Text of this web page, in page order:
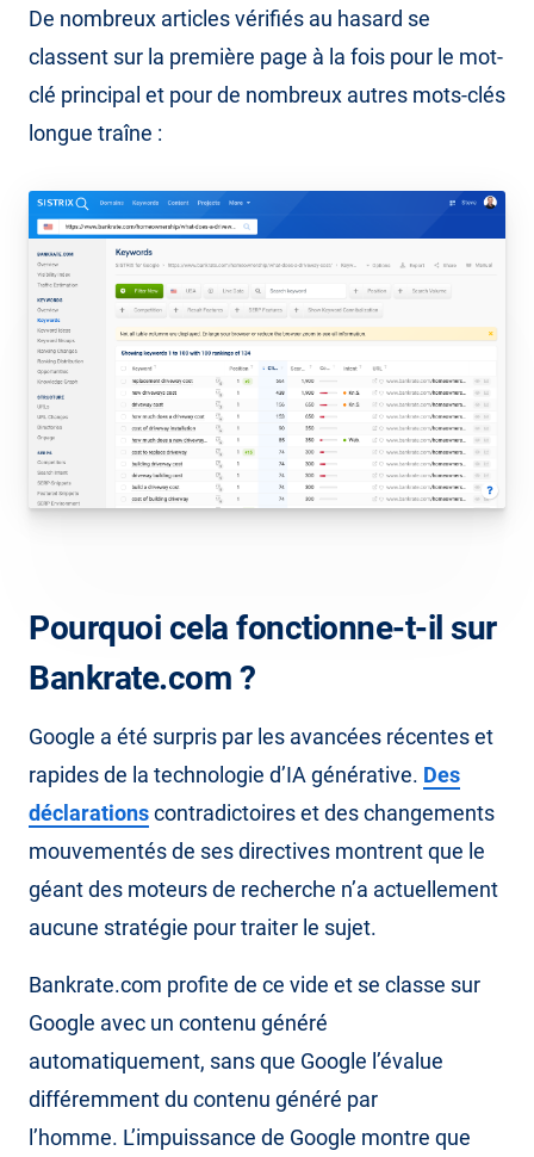
De nombreux articles vérifiés au hasard se
classent sur la première page à la fois pour le mot-
clé principal et pour de nombreux autres mots-clés
longue traîne :
Pourquoi cela fonctionne-t-il sur
Bankrate.com ?
Google a été surpris par les avancées récentes et
rapides de la technologie d’IA générative. Des
déclarationscontradictoires et des changements
mouvementés de ses directives montrent que le
géant des moteurs de recherche n’a actuellement
aucune stratégie pour traiter le sujet.
Bankrate.com profite de ce vide et se classe sur
Google avec un contenu généré
automatiquement, sans que Google l’évalue
différemment du contenu généré par
l’homme. L’impuissance de Google montre que